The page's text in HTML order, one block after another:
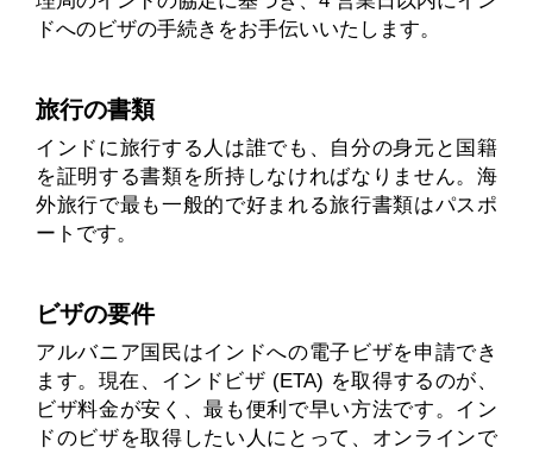
ドへのビザの手続きをお手伝いいたします。
旅行の書類
インドに旅行する人は誰でも、自分の身元と国籍
を証明する書類を所持しなければなりません。海
外旅行で最も一般的で好まれる旅行書類はパスポ
ートです。
ビザの要件
アルバニア国民はインドへの電子ビザを申請でき
ます。現在、インドビザ (ETA) を取得するのが、
ビザ料金が安く、最も便利で早い方法です。イン
ドのビザを取得したい人にとって、オンラインで